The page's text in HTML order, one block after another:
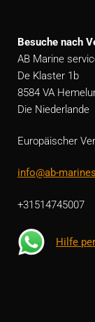
Besuche nach
AB Marine
De Klaster 1b
8584 VA
Die Niederlande
Europäischer
info@ab-
+31514745007
Hilfe